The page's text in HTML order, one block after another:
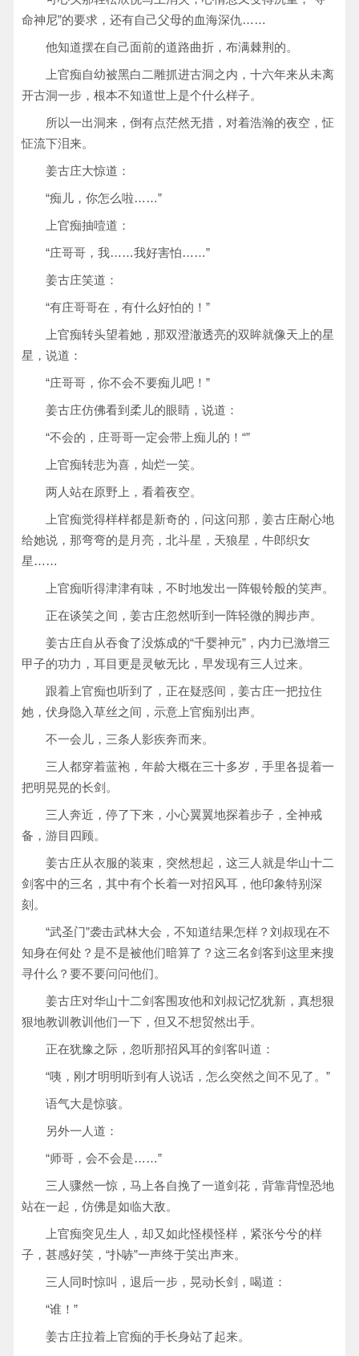
命神尼”的要求，还有自己父母的血海深仇……
他知道摆在自己面前的道路曲折，布满棘荆的。
上官痴自幼被黑白二雕抓进古洞之内，十六年来从未离
开古洞一步，根本不知道世上是个什么样子。
所以一出洞来，倒有点茫然无措，对着浩瀚的夜空，怔
怔流下泪来。
姜古庄大惊道：
“痴儿，你怎么啦……”
上官痴抽噎道：
“庄哥哥，我……我好害怕……”
姜古庄笑道：
“有庄哥哥在，有什么好怕的！”
上官痴转头望着她，那双澄澈透亮的双眸就像天上的星
星，说道：
“庄哥哥，你不会不要痴儿吧！”
姜古庄仿佛看到柔儿的眼睛，说道：
“不会的，庄哥哥一定会带上痴儿的！“”
上官痴转悲为喜，灿烂一笑。
两人站在原野上，看着夜空。
上官痴觉得样样都是新奇的，问这问那，姜古庄耐心地
给她说，那弯弯的是月亮，北斗星，天狼星，牛郎织女
星……
上官痴听得津津有味，不时地发出一阵银铃般的笑声。
正在谈笑之间，姜古庄忽然听到一阵轻微的脚步声。
姜古庄自从吞食了没炼成的“千婴神元”，内力已激增三
甲子的功力，耳目更是灵敏无比，早发现有三人过来。
跟着上官痴也听到了，正在疑惑间，姜古庄一把拉住
她，伏身隐入草丝之间，示意上官痴别出声。
不一会儿，三条人影疾奔而来。
三人都穿着蓝袍，年龄大概在三十多岁，手里各提着一
把明晃晃的长剑。
三人奔近，停了下来，小心翼翼地探着步子，全神戒
备，游目四顾。
姜古庄从衣服的装束，突然想起，这三人就是华山十二
剑客中的三名，其中有个长着一对招风耳，他印象特别深
刻。
“武圣门”袭击武林大会，不知道结果怎样？刘叔现在不
知身在何处？是不是被他们暗算了？这三名剑客到这里来搜
寻什么？要不要问问他们。
姜古庄对华山十二剑客围攻他和刘叔记忆犹新，真想狠
狠地教训教训他们一下，但又不想贸然出手。
正在犹豫之际，忽听那招风耳的剑客叫道：
“咦，刚才明明听到有人说话，怎么突然之间不见了。”
语气大是惊骇。
另外一人道：
“师哥，会不会是……”
三人骤然一惊，马上各自挽了一道剑花，背靠背惶恐地
站在一起，仿佛是如临大敌。
上官痴突见生人，却又如此怪模怪样，紧张兮兮的样
子，甚感好笑，“扑哧”一声终于笑出声来。
三人同时惊叫，退后一步，晃动长剑，喝道：
“谁！”
姜古庄拉着上官痴的手长身站了起来。